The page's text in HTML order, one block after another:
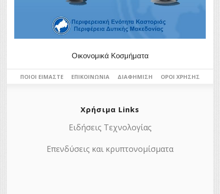
Οικονομικά Κοσμήματα
ΠΟΙΟΙ ΕΊΜΑΣΤΕ ΕΠΙΚΟΙΝΩΝΊΑ ΔΙΑΦΉΜΙΣΗ ΌΡΟΙ ΧΡΉΣΗΣ
Χρήσιμα Links
Ειδήσεις Τεχνολογίας
Επενδύσεις και κρυπτονομίσματα